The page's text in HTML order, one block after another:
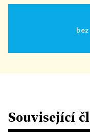
Související